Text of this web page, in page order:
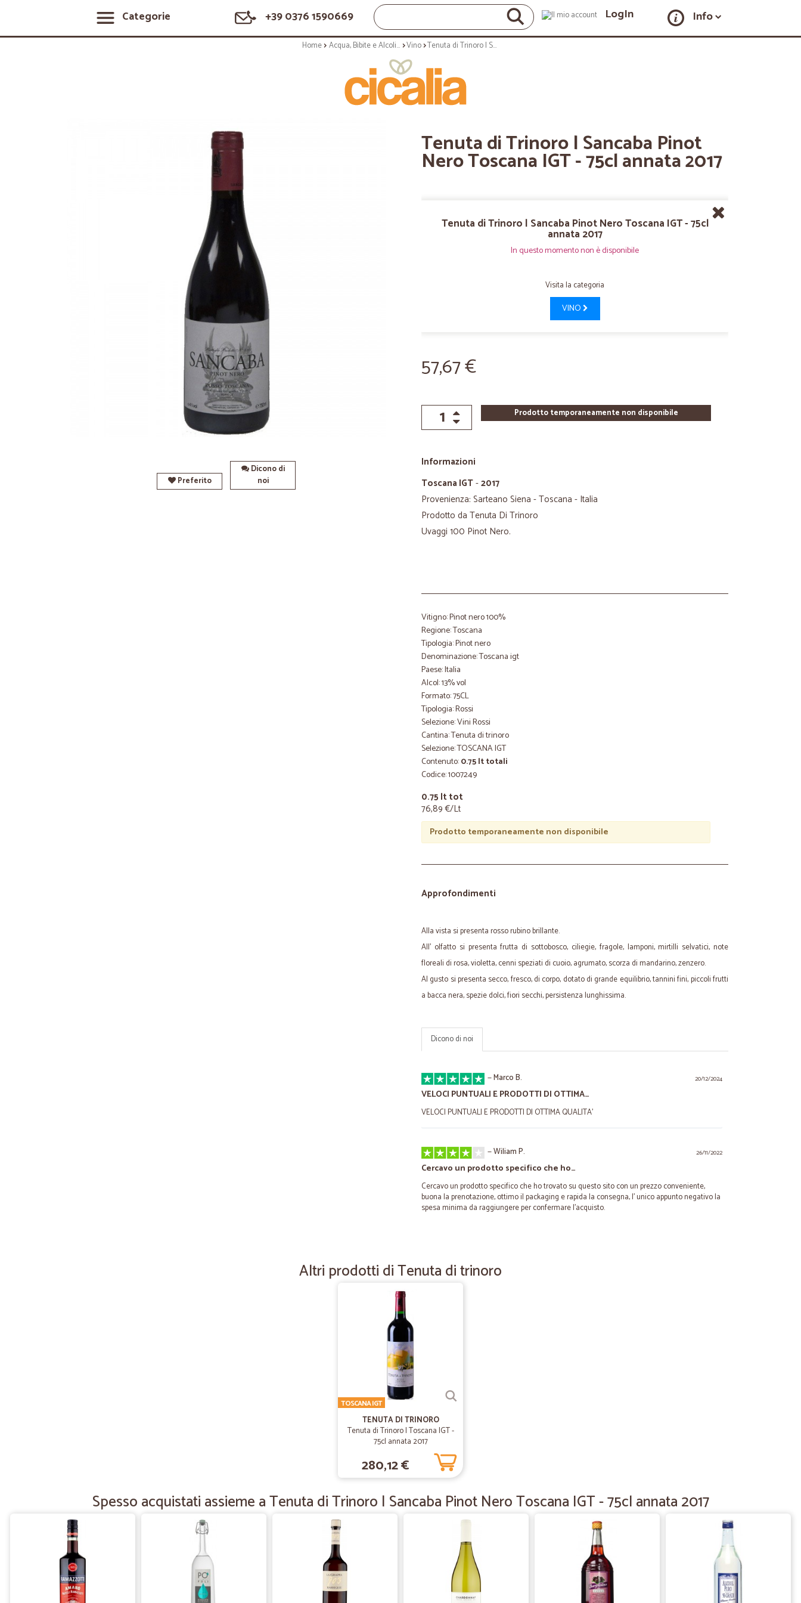
Categorie +39 0376 1590669 LogIn Info
Home Acqua, Bibite e Alcolici Vino Tenuta di Trinoro | Sancaba Pinot Nero Toscana IGT - 75cl annata 2017
Preferito
Dicono di
noi
Tenuta di Trinoro | Sancaba Pinot
Nero Toscana IGT - 75cl annata 2017
Tenuta di Trinoro | Sancaba Pinot Nero Toscana IGT - 75cl
annata 2017
In questo momento non è disponibile
Visita la categoria
VINO
57,67 €
Prodotto temporaneamente non disponibile
Informazioni
Toscana IGT-2017
Provenienza: Sarteano Siena - Toscana - Italia
Prodotto da Tenuta Di Trinoro
Uvaggi 100 Pinot Nero.
Vitigno: Pinot nero 100%
Regione: Toscana
Tipologia: Pinot nero
Denominazione: Toscana igt
Paese: Italia
Alcol: 13% vol
Formato: 75CL
Tipologia: Rossi
Selezione: Vini Rossi
Cantina: Tenuta di trinoro
Selezione: TOSCANA IGT
Contenuto:0.75 lt totali
Codice: 1007249
0.75 lt tot
76,89 €/Lt
Prodotto temporaneamente non disponibile
Approfondimenti
Alla vista si presenta rosso rubino brillante.
All' olfatto si presenta frutta di sottobosco, ciliegie, fragole, lamponi, mirtilli selvatici, note
floreali di rosa, violetta, cenni speziati di cuoio, agrumato, scorza di mandarino, zenzero.
Al gusto si presenta secco, fresco, di corpo, dotato di grande equilibrio, tannini fini, piccoli frutti
a bacca nera, spezie dolci, fiori secchi, persistenza lunghissima.
Dicono di noi
20/12/2024
—Marco B.
VELOCI PUNTUALI E PRODOTTI DI OTTIMA…
VELOCI PUNTUALI E PRODOTTI DI OTTIMA QUALITA'
26/11/2022
—Wiliam P.
Cercavo un prodotto specifico che ho…
Cercavo un prodotto specifico che ho trovato su questo sito con un prezzo conveniente,
buona la prenotazione, ottimo il packaging e rapida la consegna, l' unico appunto negativo la
spesa minima da raggiungere per confermare l'acquisto.
Cicalia tutto perfetto!
TUTTO OK
TUTTO OK PER I PRODOTTI.HO TROVATO PRODOTTI OTTIMI.PECCATO IL CORRIERE,CHE
SUONA E LASCIA IL PACCO INCUSTODITO,MI MERAVIGLIO DELLA DITTA BARTOLINI,O
MEGLIO IL CORRIERE...
21/04/2020
—Luigi D.
ottimo servizio
30/10/2019
Servizio efficiente, spedizione come previsto, prodotti integri e freschi!
Altri prodotti di Tenuta di trinoro
TENUTA DI TRINORO
Tenuta di Trinoro | Toscana IGT -
75cl annata 2017
TOSCANA IGT
280,12 €
Spesso acquistati assieme a Tenuta di Trinoro | Sancaba Pinot Nero Toscana IGT - 75cl annata 2017